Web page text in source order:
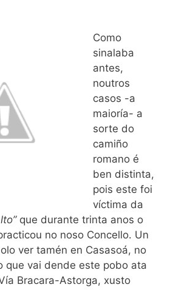
Como
sinalaba
antes,
noutros
casos -a
maioría- a
sorte do
camiño
romano é
ben distinta,
pois este foi
víctima da
que durante trinta anos o
no noso Concello. Un
ver tamén en Casasoá, no
que vai dende este pobo ata
Bracara-Astorga, xusto